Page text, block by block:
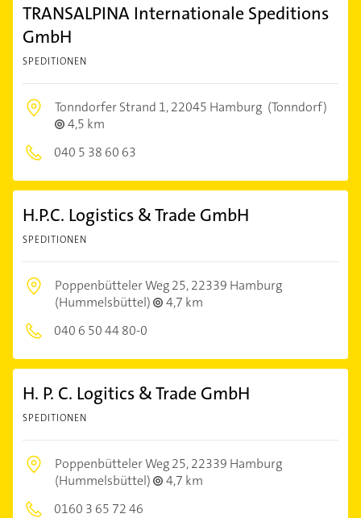
TRANSALPINA Internationale Speditions
GmbH
SPEDITIONEN
Tonndorfer Strand 1,22045 Hamburg (Tonndorf)
4,5 km
040 5 38 60 63
H.P.C. Logistics & Trade GmbH
SPEDITIONEN
Poppenbütteler Weg 25,22339 Hamburg
(Hummelsbüttel)
4,7 km
040 6 50 44 80-0
H. P. C. Logitics & Trade GmbH
SPEDITIONEN
Poppenbütteler Weg 25,22339 Hamburg
(Hummelsbüttel)
4,7 km
0160 3 65 72 46